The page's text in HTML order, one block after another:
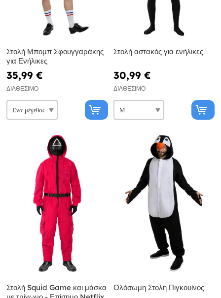
Στολή Μπομπ Σφουγγαράκης
για Ενήλικες
35,99 €
ΔΙΑΘΈΣΙΜΟ
Στολή αστακός για ενήλικες
30,99 €
ΔΙΑΘΈΣΙΜΟ
Στολή Squid Game και μάσκα
Ολόσωμη Στολή Πιγκουίνος